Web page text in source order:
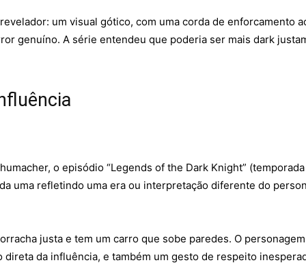
um visual gótico, com uma corda de enforcamento
genuíno. A série entendeu que poderia ser mais dark
o episódio “Legends of the Dark Knight”
uma refletindo uma era ou interpretação diferente do
justa e tem um carro que sobe paredes. O
da influência, e também um gesto de respeito